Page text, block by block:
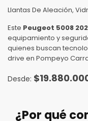
Llantas De Aleación,
Este Peugeot 5008
equipamiento y
quienes buscan
drive en Pompeyo
$
¿Por qué